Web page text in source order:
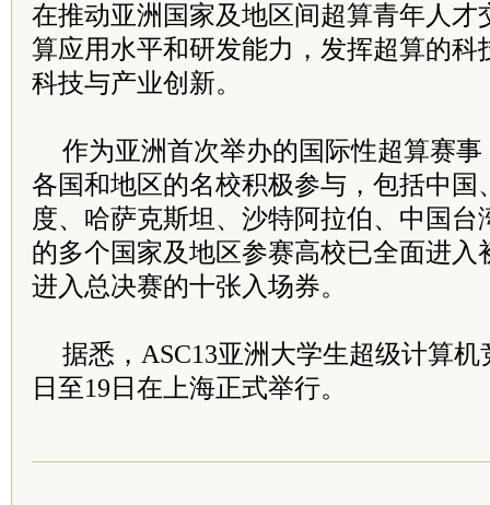
在推动亚洲国家及地区间超算青年人才
算应用水平和研发能力，发挥超算的科
科技与产业创新。
作为亚洲首次举办的国际性超算赛事
各国和地区的名校积极参与，包括中国
度、哈萨克斯坦、沙特阿拉伯、中国台
的多个国家及地区参赛高校已全面进入
进入总决赛的十张入场券。
据悉，ASC13亚洲大学生超级计算
日至19日在上海正式举行。